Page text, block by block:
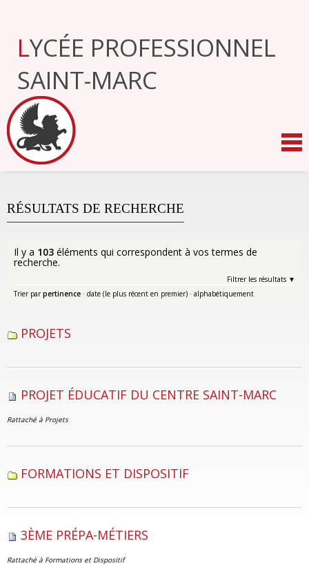
navigation
LYCÉE PROFESSIONNEL
SAINT-MARC
RÉSULTATS DE RECHERCHE
Il y a 103 éléments qui correspondent à vos termes de
recherche.
Filtrer les résultats
Trier par pertinence · date (le plus récent en premier) · alphabétiquement
PROJETS
PROJET ÉDUCATIF DU CENTRE SAINT-MARC
Rattaché à Projets
FORMATIONS ET DISPOSITIF
3ÈME PRÉPA-MÉTIERS
Rattaché à Formations et Dispositif